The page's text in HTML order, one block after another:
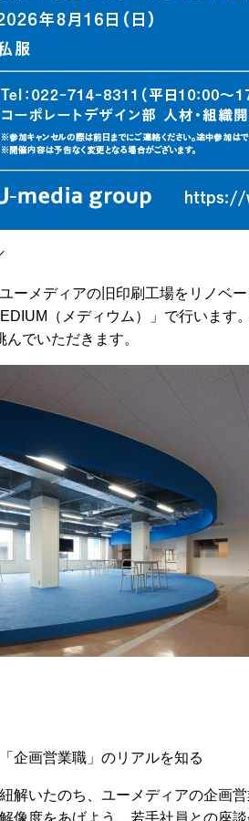
ーメディアの旧印刷工場をリノベ
（メディウム）」で行います
でいただきます。
企画営業職」のリアルを知る
解いたのち、ユーメディアの企画
像度をあげよう。若手社員との座